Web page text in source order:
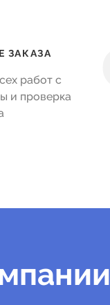
ЗАКАЗА
работ с
и проверка